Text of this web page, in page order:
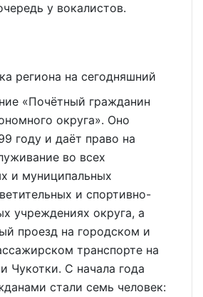
у вокалистов.
региона на сегодняшний
«Почётный гражданин
округа». Оно
году и даёт право на
во всех
и муниципальных
и спортивно-
учреждениях округа, а
проезд на городском и
транспорте на
Чукотки. С начала года
стали семь человек: